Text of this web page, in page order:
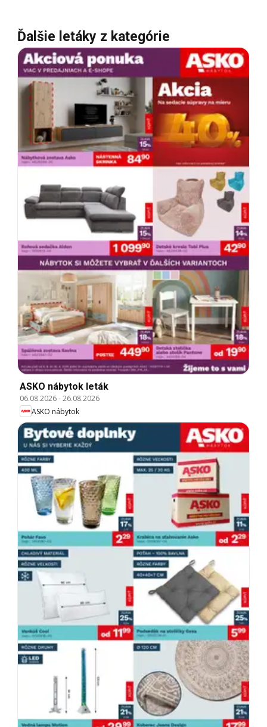
Ďalšie letáky z kategórie
ASKO nábytok leták
06.08.2026-26.08.2026
ASKO nábytok